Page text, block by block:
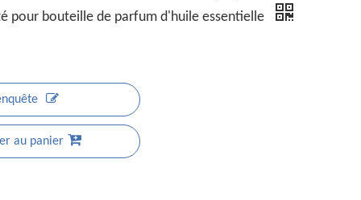
pour bouteille de parfum d'huile essentielle
au panier